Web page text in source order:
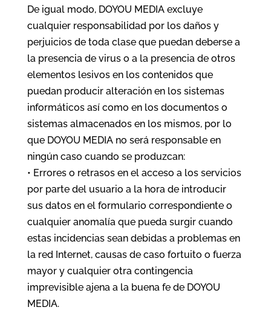
De igual modo, DOYOU MEDIA excluye
cualquier responsabilidad por los daños y
perjuicios de toda clase que puedan deberse a
la presencia de virus o a la presencia de otros
elementos lesivos en los contenidos que
puedan producir alteración en los sistemas
informáticos así como en los documentos o
sistemas almacenados en los mismos, por lo
que DOYOU MEDIA no será responsable en
ningún caso cuando se produzcan:
• Errores o retrasos en el acceso a los servicios
por parte del usuario a la hora de introducir
sus datos en el formulario correspondiente o
cualquier anomalía que pueda surgir cuando
estas incidencias sean debidas a problemas en
la red Internet, causas de caso fortuito o fuerza
mayor y cualquier otra contingencia
imprevisible ajena a la buena fe de DOYOU
MEDIA.